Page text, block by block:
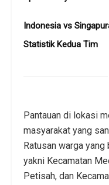
Indonesia vs
Statistik Kedua Tim
Pantauan di lokasi
masyarakat yang
Ratusan warga
yakni Kecamatan
Petisah, dan